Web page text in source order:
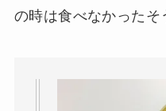
の時は食べなかったそ